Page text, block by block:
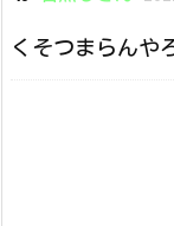
くそつまらんや